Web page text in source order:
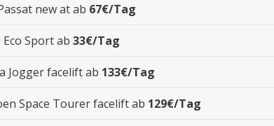
new at ab 67€/Tag
Eco Sport ab 33€/Tag
Jogger facelift ab 133€/Tag
Space Tourer facelift ab 129€/Tag